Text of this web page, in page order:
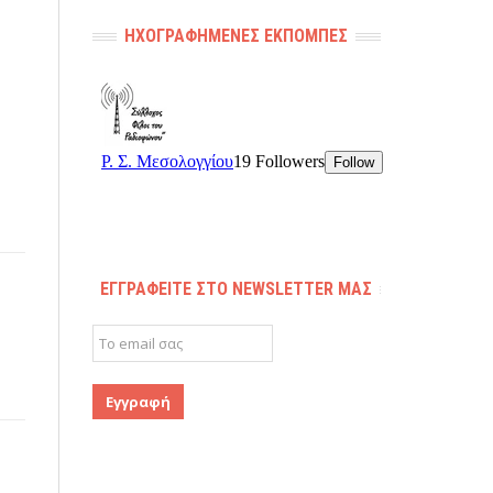
ΗΧΟΓΡΑΦΗΜΈΝΕΣ ΕΚΠΟΜΠΈΣ
ΕΓΓΡΑΦΕΊΤΕ ΣΤΟ NEWSLETTER ΜΑΣ